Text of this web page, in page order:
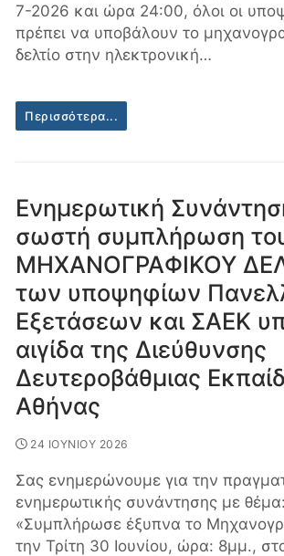
7-2026 και ώρα 24:00, όλοι οι
πρέπει να υποβάλουν το
δελτίο στην ηλεκτρονική…
Περισσότερα...
Ενημερωτική
σωστή συμπλήρωση
ΜΗΧΑΝΟΓΡΑΦΙΚΟΥ
των υποψηφίων
Εξετάσεων και ΣΑΕΚ
αιγίδα της Διεύθυνσης
Δευτεροβάθμιας
Αθήνας
24 ΙΟΥΝΙΟΥ 2026
Σας ενημερώνουμε για την
ενημερωτικής συνάντησης με θέμα:
«Συμπλήρωσε έξυπνα το
την Τρίτη 30 Ιουνίου, ώρα: 8μμ.,